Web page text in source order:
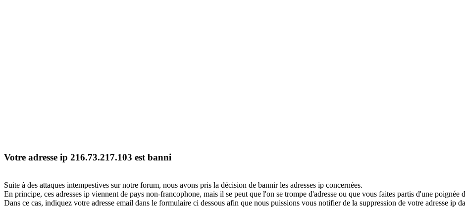
Votre adresse ip 216.73.217.103 est banni
Suite à des attaques intempestives sur notre forum, nous avons pris la décision de bannir les adresses ip concernées.
En principe, ces adresses ip viennent de pays non-francophone, mais il se peut que l'on se trompe d'adresse ou que vous faites partis d'une poignée
Dans ce cas, indiquez votre adresse email dans le formulaire ci dessous afin que nous puissions vous notifier de la suppression de votre adresse ip